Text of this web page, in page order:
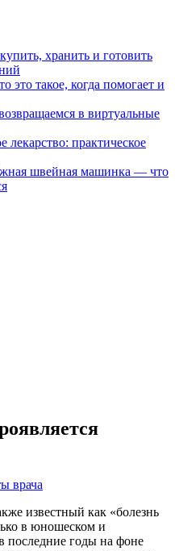
хранить и готовить
это такое, когда помогает и
в виртуальные
лекарство: практическое
швейная машинка — что
врача
известный как «болезнь
в юношеском и
последние годы на фоне